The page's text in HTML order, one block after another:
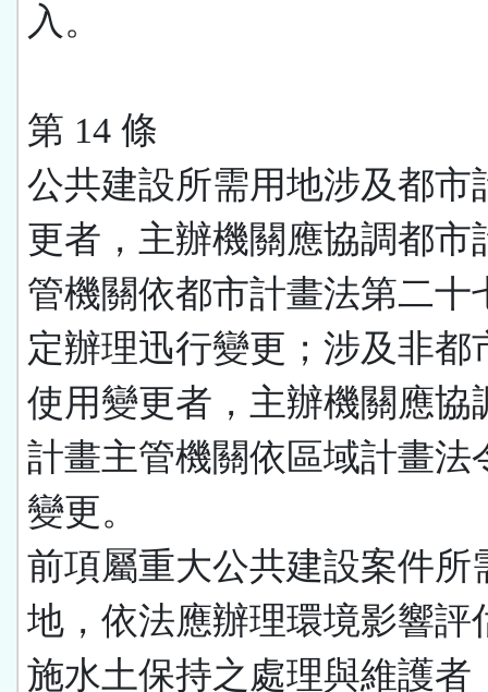
入。
第 14 條
公共建設所需用地涉及都市
更者，主辦機關應協調都市
管機關依都市計畫法第二十
定辦理迅行變更；涉及非都
使用變更者，主辦機關應協
計畫主管機關依區域計畫法
變更。
前項屬重大公共建設案件所
地，依法應辦理環境影響評
施水土保持之處理與維護者